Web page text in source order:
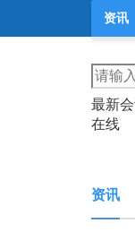
资讯
最新
在线
资讯